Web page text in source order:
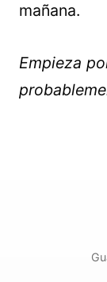
mañana.
Empieza